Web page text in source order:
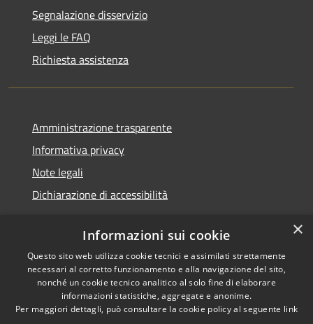
Segnalazione disservizio
Leggi le FAQ
Richiesta assistenza
Amministrazione trasparente
Informativa privacy
Note legali
Dichiarazione di accessibilità
RSS
Accessibilità
Cookie
Copyright © 2026 • Comune di
Castel Sant'Angelo • Powered
byMunicipium•
redazione
×
Informazioni sui cookie
Questo sito web utilizza cookie tecnici e assimilati strettamente
necessari al corretto funzionamento e alla navigazione del sito,
nonché un cookie tecnico analitico al solo fine di elaborare
informazioni statistiche, aggregate e anonime.
Per maggiori dettagli, può consultare la cookie policy al seguente link